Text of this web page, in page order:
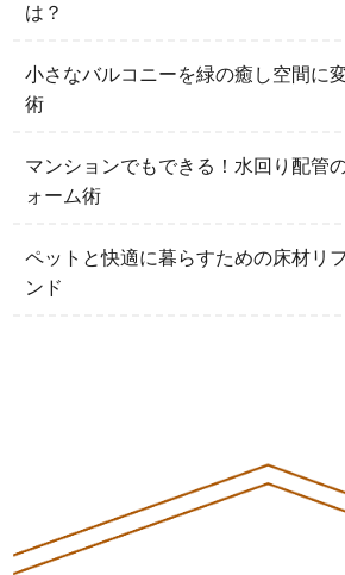
は？
小さなバルコニーを緑の癒し空間に
術
マンションでもできる！水回り配管
ォーム術
ペットと快適に暮らすための床材リ
ンド